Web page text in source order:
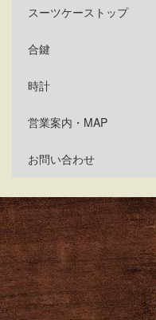
スーツケーストップ
合鍵
時計
営業案内・MAP
お問い合わせ